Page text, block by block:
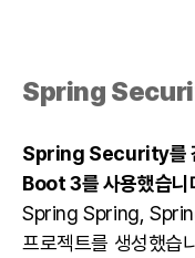
Spring
Spring Security를
Boot 3를 사용했습니
Spring Spring,
프로젝트를 생성했습